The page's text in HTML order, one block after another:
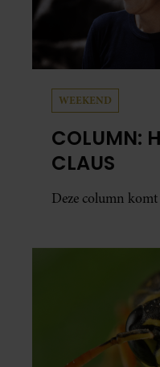
WEEKEND
COLUMN:
CLAUS
Deze column